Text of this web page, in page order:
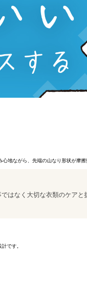
地ながら、先端の山なり形状が摩擦
はなく大切な衣類のケア
です。